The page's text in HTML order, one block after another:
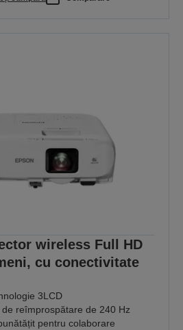
wireless Full HD
cu conectivitate
3LCD
reîmprospătare de 240 Hz
pentru colaborare